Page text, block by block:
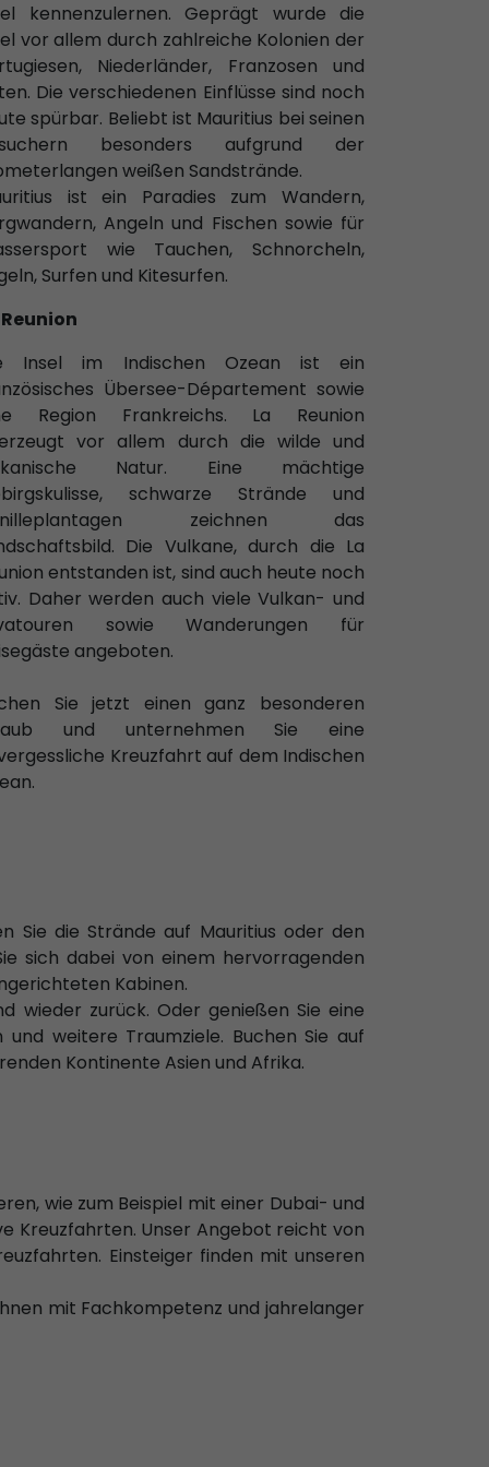
kennenzulernen. Geprägt wurde die
vor allem durch zahlreiche Kolonien der
Niederländer, Franzosen und
Die verschiedenen Einflüsse sind noch
spürbar. Beliebt ist Mauritius bei seinen
besonders aufgrund der
weißen Sandstrände.
ist ein Paradies zum Wandern,
Angeln und Fischen sowie für
wie Tauchen, Schnorcheln,
Surfen und Kitesurfen.
Insel im Indischen Ozean ist ein
Übersee-Département sowie
Region Frankreichs. La Reunion
vor allem durch die wilde und
Natur. Eine mächtige
schwarze Strände und
zeichnen das
Die Vulkane, durch die La
entstanden ist, sind auch heute noch
Daher werden auch viele Vulkan- und
sowie Wanderungen für
angeboten.
Sie jetzt einen ganz besonderen
und unternehmen Sie eine
Kreuzfahrt auf dem Indischen
Sie die Strände auf Mauritius oder den
sich dabei von einem hervorragenden
Kabinen.
wieder zurück. Oder genießen Sie eine
und weitere Traumziele. Buchen Sie auf
Kontinente Asien und Afrika.
wie zum Beispiel mit einer Dubai- und
Kreuzfahrten. Unser Angebot reicht von
Einsteiger finden mit unseren
mit Fachkompetenz und jahrelanger